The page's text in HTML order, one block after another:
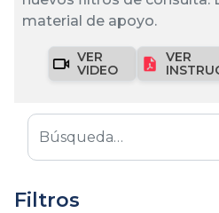
material de apoyo.
VER
VIDEO
VER
Filtros